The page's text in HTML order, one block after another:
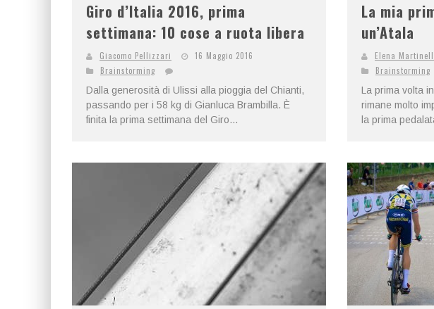
Giro d’Italia 2016, prima
settimana: 10 cose a ruota libera
Giacomo Pellizzari
16 Maggio 2016
Brainstorming
Dalla generosità di Ulissi alla pioggia del Chianti,
passando per i 58 kg di Gianluca Brambilla. È
finita la prima settimana del Giro...
La mia
un’Atala
Elena
Brainstorming
La prima volta
rimane molto
la prima